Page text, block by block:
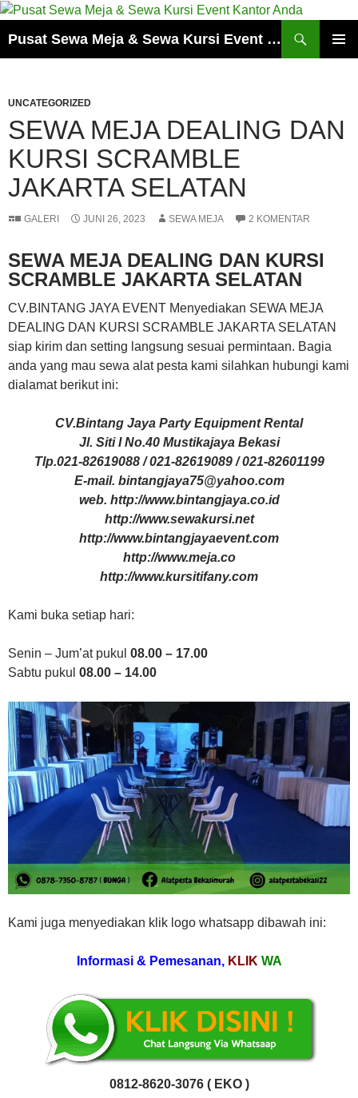
Pusat Sewa Meja & Sewa Kursi Event Kantor Anda
UNCATEGORIZED
SEWA MEJA DEALING DAN
KURSI SCRAMBLE
JAKARTA SELATAN
GALERI JUNI 26, 2023 SEWA MEJA 2 KOMENTAR
SEWA MEJA DEALING DAN KURSI
SCRAMBLE JAKARTA SELATAN
CV.BINTANG JAYA EVENT Menyediakan SEWA MEJA
DEALING DAN KURSI SCRAMBLE JAKARTA SELATAN
siap kirim dan setting langsung sesuai permintaan. Bagia
anda yang mau sewa alat pesta kami silahkan hubungi kami
dialamat berikut ini:
CV.Bintang Jaya Party Equipment Rental
Jl. Siti I No.40 Mustikajaya Bekasi
Tlp.021-82619088 / 021-82619089 / 021-82601199
E-mail. bintangjaya75@yahoo.com
web. http://www.bintangjaya.co.id
http://www.sewakursi.net
http://www.bintangjayaevent.com
http://www.meja.co
http://www.kursitifany.com
Kami buka setiap hari:
Senin – Jum’at pukul 08.00 – 17.00
Sabtu pukul 08.00 – 14.00
Kami juga menyediakan klik logo whatsapp dibawah ini:
Informasi & Pemesanan, KLIK WA
0812-8620-3076 ( EKO )